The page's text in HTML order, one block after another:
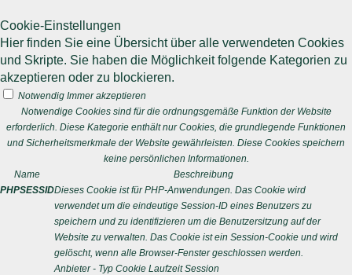
Cookie-Einstellungen
Hier finden Sie eine Übersicht über alle verwendeten Cookies
und Skripte. Sie haben die Möglichkeit folgende Kategorien zu
akzeptieren oder zu blockieren.
Notwendig Immer akzeptieren
Notwendige Cookies sind für die ordnungsgemäße Funktion der Website
erforderlich. Diese Kategorie enthält nur Cookies, die grundlegende Funktionen
und Sicherheitsmerkmale der Website gewährleisten. Diese Cookies speichern
keine persönlichen Informationen.
Name
Beschreibung
PHPSESSIDDieses Cookie ist für PHP-Anwendungen. Das Cookie wird
verwendet um die eindeutige Session-ID eines Benutzers zu
speichern und zu identifizieren um die Benutzersitzung auf der
Website zu verwalten. Das Cookie ist ein Session-Cookie und wird
gelöscht, wenn alle Browser-Fenster geschlossen werden.
Anbieter - Typ Cookie Laufzeit Session